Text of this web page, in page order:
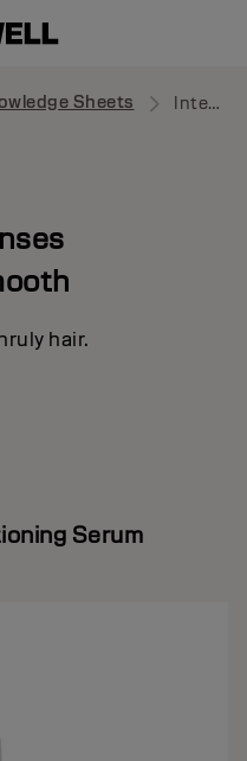
Sheets Intensive Conditioning Serum
hair.
Serum